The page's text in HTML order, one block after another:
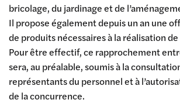
bricolage, du jardinage et de
Il propose également depuis un an une
de produits nécessaires à la réalisation
Pour être effectif, ce rapprochement
sera, au préalable, soumis à la
représentants du personnel et à
de la concurrence.